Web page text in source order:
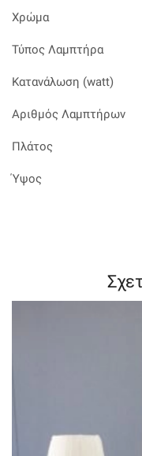
Χρώμα
Τύπος Λαμπτήρα
Κατανάλωση (watt)
Αριθμός Λαμπτήρων
Πλάτος
Ύψος